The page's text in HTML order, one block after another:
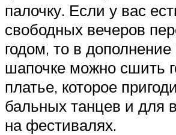
палочку. Если у вас
свободных вечеров
годом, то в
шапочке можно сшить
платье, которое
бальных танцев и для
на фестивалях.